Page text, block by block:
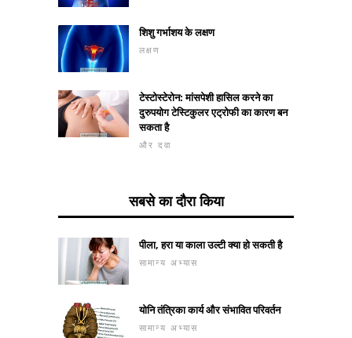
शिशु गर्भाशय के लक्षण
लक्षण
टेस्टोस्टेरोन: मांसपेशी हासिल करने का
दुरुपयोग टेस्टिकुलर एट्रोफी का कारण बन
सकता है
और दवा
सबसे का दौरा किया
पीला, हरा या काला उल्टी क्या हो सकती है
सामान्य अभ्यास
योनि तंत्रिका कार्य और संभावित परिवर्तन
सामान्य अभ्यास